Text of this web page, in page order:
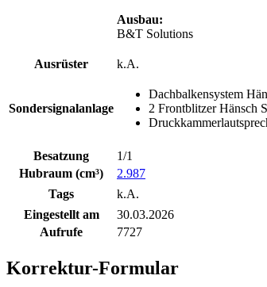
Ausbau:
B&T Solutions
Ausrüster k.A.
Sondersignalanlage
Dachbalkensystem
2 Frontblitzer Hänsch
Besatzung 1/1
Hubraum (cm³)
2.987
Tags
k.A.
Eingestellt am
30.03.2026
Aufrufe
7727
Korrektur-Formular